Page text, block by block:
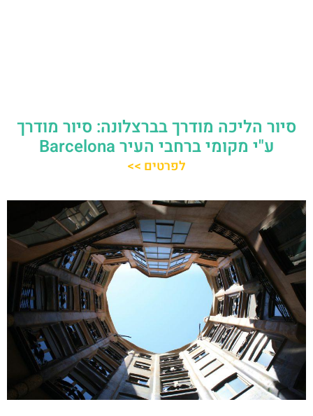
סיור הליכה מודרך בברצלונה: סיור מודרך
ע"י מקומי ברחבי העיר Barcelona
לפרטים >>